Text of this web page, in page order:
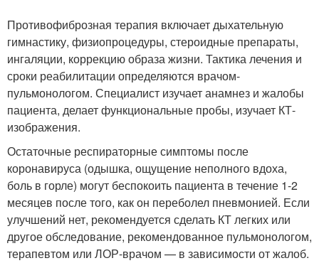
Противофиброзная терапия включает дыхательную
гимнастику, физиопроцедуры, стероидные препараты,
ингаляции, коррекцию образа жизни. Тактика лечения и
сроки реабилитации определяются врачом-
пульмонологом. Специалист изучает анамнез и жалобы
пациента, делает функциональные пробы, изучает КТ-
изображения.
Остаточные респираторные симптомы после
коронавируса (одышка, ощущение неполного вдоха,
боль в горле) могут беспокоить пациента в течение 1-2
месяцев после того, как он переболел пневмонией. Если
улучшений нет, рекомендуется сделать КТ легких или
другое обследование, рекомендованное пульмонологом,
терапевтом или ЛОР-врачом — в зависимости от жалоб.